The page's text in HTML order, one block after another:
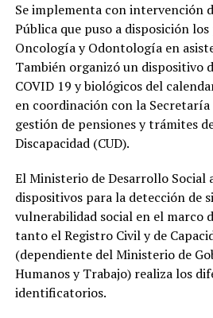
Se implementa con intervención
Pública que puso a disposición
Oncología y Odontología en
También organizó un dispositivo
COVID 19 y biológicos del
en coordinación con la Secretaría
gestión de pensiones y trámites
Discapacidad (CUD).
El Ministerio de Desarrollo Social
dispositivos para la detección de
vulnerabilidad social en el marco
tanto el Registro Civil y de
(dependiente del Ministerio de
Humanos y Trabajo) realiza los
identificatorios.